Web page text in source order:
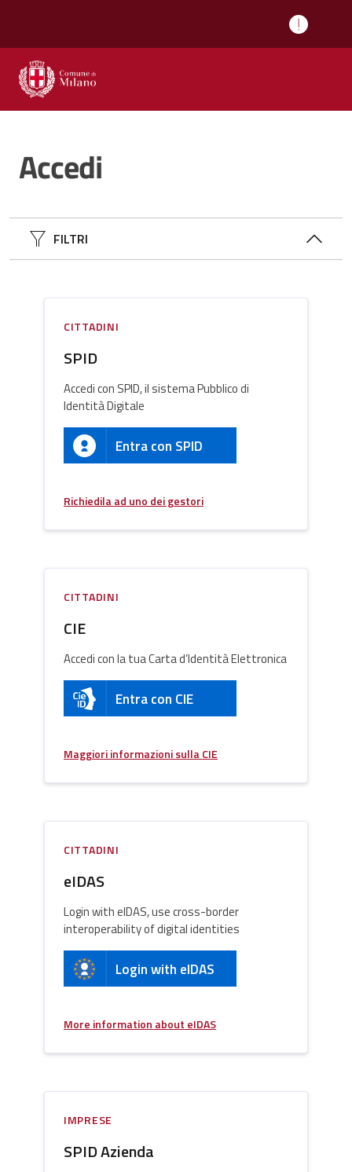
Accedi
FILTRI
CITTADINI
SPID
Accedi con SPID, il sistema Pubblico di
Identità Digitale
Entra con SPID
Richiedila ad uno dei gestori
CITTADINI
CIE
Accedi con la tua Carta d’Identità Elettronica
Entra con CIE
Maggiori informazioni sulla CIE
CITTADINI
eIDAS
Login with eIDAS, use cross-border
interoperability of digital identities
Login with eIDAS
More information about eIDAS
IMPRESE
SPID Azienda